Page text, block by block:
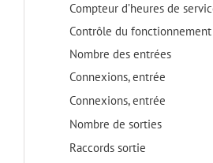
Compteur d’heures de
Contrôle du fonctionnement
Nombre des entrées
Connexions, entrée
Connexions, entrée
Nombre de sorties
Raccords sortie